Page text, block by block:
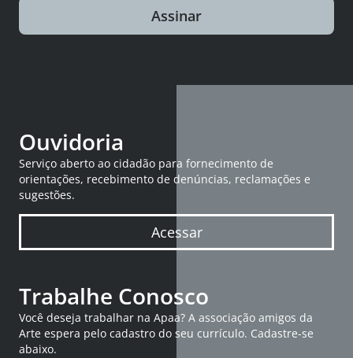
Assinar
Ouvidoria
Serviço aberto ao cidadão para fornecimento de
orientações, recebimento de denúncias, reclamações e
sugestões.
Acessar
Trabalhe Conosco
Você deseja trabalhar na Apaa? A associação amigos da
Arte espera pelo cadastro do seu currículo. Cadastre-se
abaixo.